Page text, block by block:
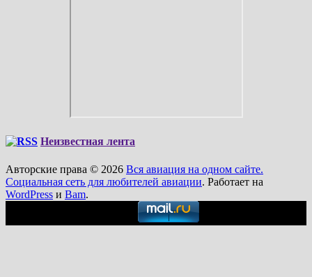
Неизвестная лента
Авторские права © 2026 Вся авиация на одном сайте.
Социальная сеть для любителей авиации. Работает на
WordPress и Bam.